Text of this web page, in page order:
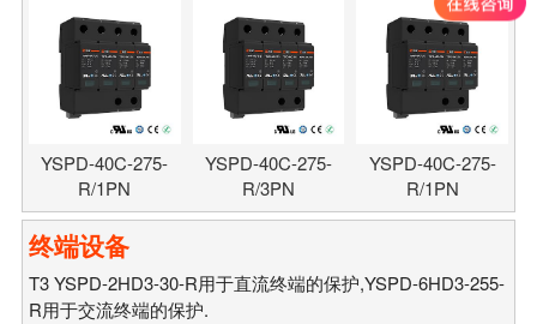
YSPD-40C-275-
R/1PN
YSPD-40C-275-
R/3PN
YSPD-40C-275-
R/1PN
终端设备
T3 YSPD-2HD3-30-R用于直流终端的保护,YSPD-6HD3-255-
R用于交流终端的保护.